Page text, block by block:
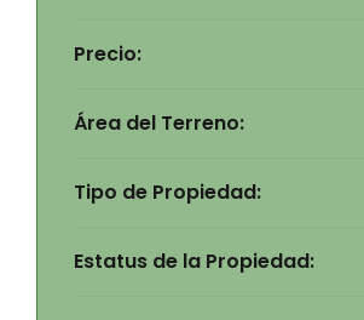
Precio:
Área del Terreno:
Tipo de Propiedad:
Estatus de la Propiedad: